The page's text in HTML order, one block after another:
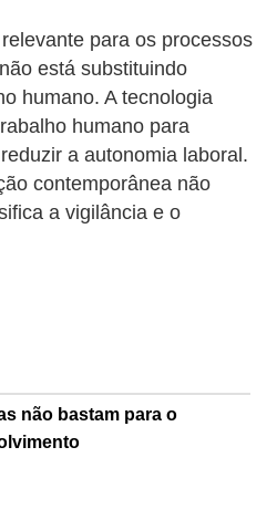
para os processos
está substituindo
humano. A tecnologia
humano para
a autonomia laboral.
contemporânea não
a vigilância e o
não bastam para o